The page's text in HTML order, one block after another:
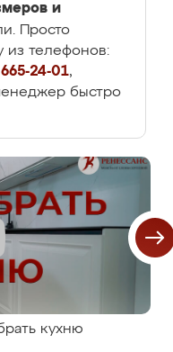
и
Просто
из телефонов:
24-01,
быстро
кухню